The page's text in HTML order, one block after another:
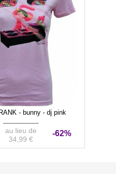
- bunny - dj pink
au lieu de
34,99 €
-62%